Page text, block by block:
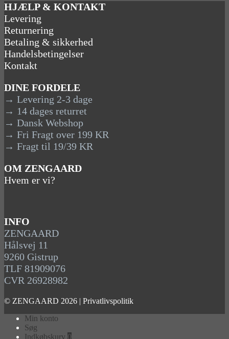
HJÆLP & KONTAKT
Levering
Returnering
Betaling & sikkerhed
Handelsbetingelser
Kontakt
DINE FORDELE
→ Levering 2-3 dage
→ 14 dages returret
→ Dansk Webshop
→ Fri Fragt over 199 KR
→ Fragt til 19/39 KR
OM ZENGAARD
Hvem er vi?
INFO
ZENGAARD
Hålsvej 11
9260 Gistrup
TLF 81909076
CVR 26928982
© ZENGAARD 2026 | Privatlivspolitik
Min konto
Søg
Indkøbskurv 0